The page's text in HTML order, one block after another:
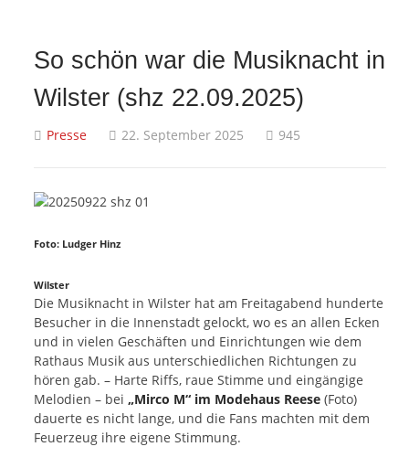
So schön war die Musiknacht in
Wilster (shz 22.09.2025)
Presse 22. September 2025 945
Foto: Ludger Hinz
Wilster
Die Musiknacht in Wilster hat am Freitagabend hunderte
Besucher in die Innenstadt gelockt, wo es an allen Ecken
und in vielen Geschäften und Einrichtungen wie dem
Rathaus Musik aus unterschiedlichen Richtungen zu
hören gab. – Harte Riffs, raue Stimme und eingängige
Melodien – bei „Mirco M“ im Modehaus Reese (Foto)
dauerte es nicht lange, und die Fans machten mit dem
Feuerzeug ihre eigene Stimmung.